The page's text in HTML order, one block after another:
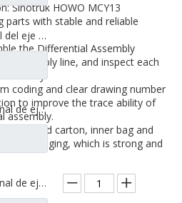
Conjunto reductor principal del eje trasero para piezas de camiones Shacman Auto Delong
Conjunto de transmisión final de eje medio SDLG MT86H para piezas de camiones Shacman Delong
Conjunto de transmisión final de eje mediano HOWO HC16 para piezas de camiones Sinotruk Steyr
Sinotruk HOWO MCY13
parts with stable and reliable
the Differential Assembly
assembly line, and inspect each
delivery.
coding and clear drawing number
to improve the trace ability of
assembly.
brand carton, inner bag and
packaging, which is strong and